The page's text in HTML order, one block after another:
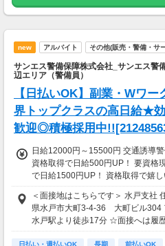
あり └合計60000円支給（特別給付
は対象外） └交通誘導2級以上の資
れている方は新任研修免除（現任
h）
new アルバイト その他(販売・警備・サ
サンエス警備保障株式会社_サンエス警
辺エリア（警備員）
【日払いOK】副業・Wワ
界トップクラスの高日給★
歓迎◎積極採用中
日給12000円～15500円 交通誘導
資格取得で日給500円UP！ 要資格
で日給1500円UP！ 資格取得で嬉
UP☆ ＜サンエス警備保障特別給付
導2級または指導教育責任者の資格
方には10万円を特別給付金としてプ
※30勤務で3万円、60勤務で7万円
＜面接地はこちらです＞ 水戸支社
県水戸市大町3-4-36 大町ビル304
水戸駅より徒歩17分 ☆面接へは履
しでOK）をご持参ください。
日払い・週払いOK 長期 前払いOK